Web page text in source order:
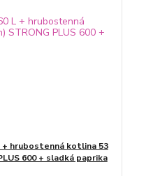
hrubostenná kotlina 53
600 + sladká paprika